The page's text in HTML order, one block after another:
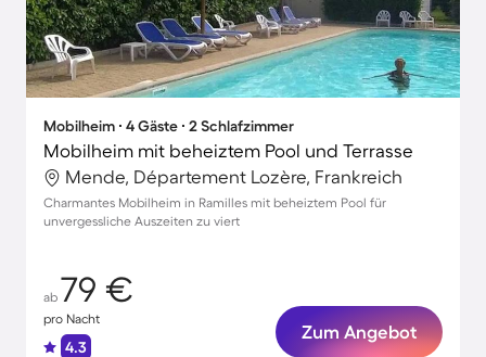
Mobilheim ∙ 4 Gäste ∙ 2 Schlafzimmer
Mobilheim mit beheiztem Pool und Terrasse
Mende, Département Lozère, Frankreich
Charmantes Mobilheim in Ramilles mit beheiztem Pool für
unvergessliche Auszeiten zu viert
ab 79 €
pro Nacht
4.3
Zum Angebot